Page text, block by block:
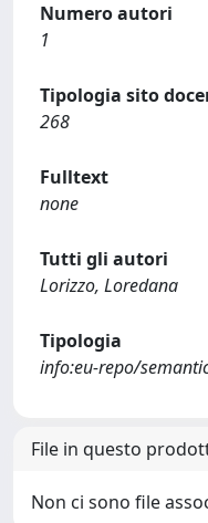
Numero autori
1
Tipologia sito
268
Fulltext
none
Tutti gli autori
Lorizzo, Loredana
Tipologia
info:eu-repo/
File in questo
Non ci sono file